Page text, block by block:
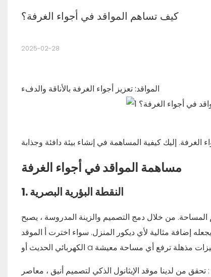
كيف تساهم المواقد في أجواء الغرفة؟
2025-02-28
المواقد: تعزيز أجواء الغرفة بالأناقة والدفء
مساهمة المواقد في أجواء الغرفة
1.النقطة البؤرية البصرية
من خلال دمج التصميم والزينة المدروسة ، يصبح
إضافة مثالية لأي ديكور المنزل. سواء اخترت أ الموقد
الكهربائي الحديث أو a
: تحقق من لدينا موقد الإيثانول الذكي